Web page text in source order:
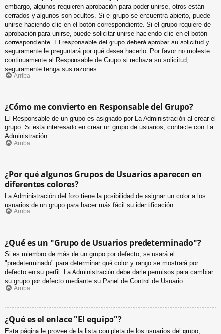
embargo, algunos requieren aprobación para poder unirse, otros están
cerrados y algunos son ocultos. Si el grupo se encuentra abierto, puede
unirse haciendo clic en el botón correspondiente. Si el grupo requiere de
aprobación para unirse, puede solicitar unirse haciendo clic en el botón
correspondiente. El responsable del grupo deberá aprobar su solicitud y
seguramente le preguntará por qué desea hacerlo. Por favor no moleste
continuamente al Responsable de Grupo si rechaza su solicitud;
seguramente tenga sus razones.
Arriba
¿Cómo me convierto en Responsable del Grupo?
El Responsable de un grupo es asignado por La Administración al crear el
grupo. Si está interesado en crear un grupo de usuarios, contacte con La
Administración.
Arriba
¿Por qué algunos Grupos de Usuarios aparecen en
diferentes colores?
La Administración del foro tiene la posibilidad de asignar un color a los
usuarios de un grupo para hacer más fácil su identificación.
Arriba
¿Qué es un "Grupo de Usuarios predeterminado"?
Si es miembro de más de un grupo por defecto, se usará el
"predeterminado" para determinar qué color y rango se mostrará por
defecto en su perfil. La Administración debe darle permisos para cambiar
su grupo por defecto mediante su Panel de Control de Usuario.
Arriba
¿Qué es el enlace "El equipo"?
Esta página le provee de la lista completa de los usuarios del grupo,